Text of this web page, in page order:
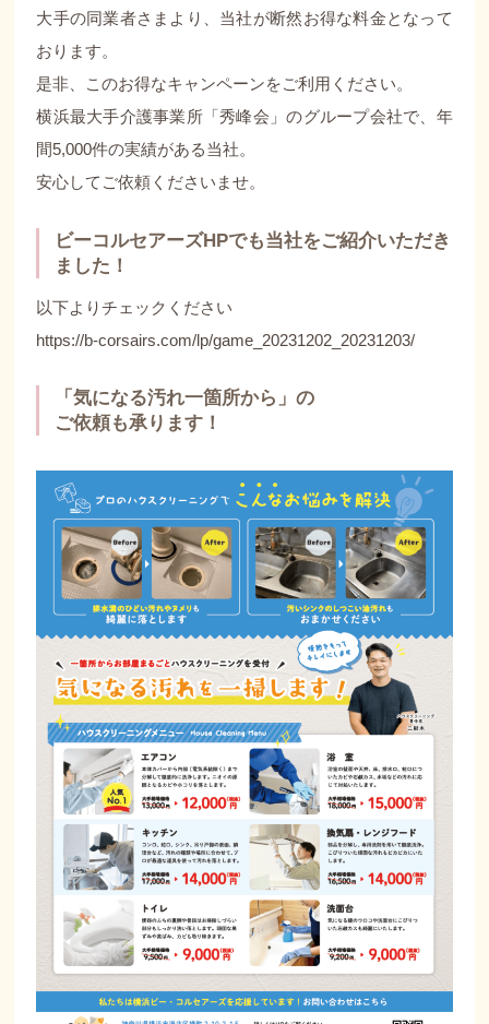
大手の同業者さまより、当社が断然お得な料金となって
おります。
是非、このお得なキャンペーンをご利用ください。
横浜最大手介護事業所「秀峰会」のグループ会社で、年
間5,000件の実績がある当社。
安心してご依頼くださいませ。
ビーコルセアーズHPでも当社をご紹介いただき
ました！
以下よりチェックください
https://b-corsairs.com/lp/game_20231202_20231203/
「気になる汚れ一箇所から」の
ご依頼も承ります！